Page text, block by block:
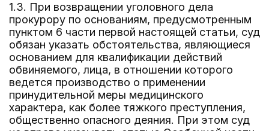
1.3. При возвращении уголовного дела
прокурору по основаниям, предусмотренным
пунктом 6 части первой настоящей статьи, суд
обязан указать обстоятельства, являющиеся
основанием для квалификации действий
обвиняемого, лица, в отношении которого
ведется производство о применении
принудительной меры медицинского
характера, как более тяжкого преступления,
общественно опасного деяния. При этом суд